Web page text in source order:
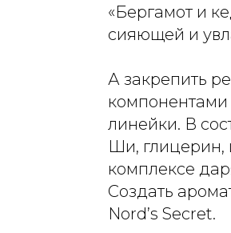
«Бергамот и
сияющей и
А закрепить
линейки. В
Ши, глицерин,
комплексе
Создать
Nord’s Secret.